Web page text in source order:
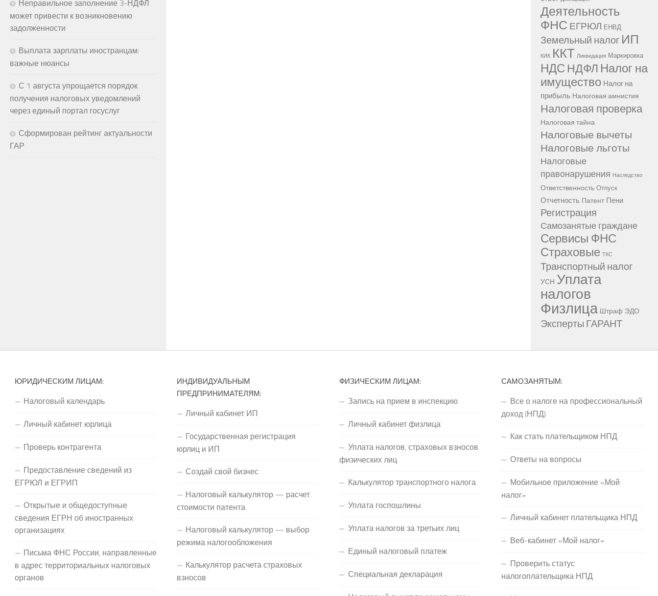
Неправильное заполнение 3-НДФЛ
может привести к возникновению
задолженности
Выплата зарплаты иностранцам:
важные нюансы
С 1 августа упрощается порядок
получения налоговых уведомлений
через единый портал госуслуг
Сформирован рейтинг актуальности
ГАР
Деятельность
ФНС ЕГРЮЛ ЕНВД
Земельный налог ИП
КИК ККТ Ликвидация Маркировка
НДС НДФЛ Налог на
имущество Налог на
прибыль Налоговая амнистия
Налоговая проверка
Налоговая тайна
Налоговые вычеты
Налоговые льготы
Налоговые
правонарушения Наследство
Ответственность Отпуск
Отчетность Патент Пени
Регистрация
Самозанятые граждане
Сервисы ФНС
Страховые ТКС
Транспортный налог
УСН Уплата
налогов
Физлица Штраф ЭДО
Эксперты ГАРАНТ
ЮРИДИЧЕСКИМ ЛИЦАМ:
Налоговый календарь
Личный кабинет юрлица
Проверь контрагента
Предоставление сведений из
ЕГРЮЛ и ЕГРИП
Открытые и общедоступные
сведения ЕГРН об иностранных
организациях
Письма ФНС России, направленные
в адрес территориальных налоговых
органов
ИНДИВИДУАЛЬНЫМ
ПРЕДПРИНИМАТЕЛЯМ:
Личный кабинет ИП
Государственная регистрация
юрлиц и ИП
Создай свой бизнес
Налоговый калькулятор — расчет
стоимости патента
Налоговый калькулятор — выбор
режима налогообложения
Калькулятор расчета страховых
взносов
ФИЗИЧЕСКИМ ЛИЦАМ:
Запись на прием в инспекцию
Личный кабинет физлица
Уплата налогов, страховых взносов
физических лиц
Калькулятор транспортного налога
Уплата госпошлины
Уплата налогов за третьих лиц
Единый налоговый платеж
Специальная декларация
САМОЗАНЯТЫМ:
Все о налоге на профессиональный
доход (НПД)
Как стать плательщиком НПД
Ответы на вопросы
Мобильное приложение «Мой
налог»
Личный кабинет плательщика НПД
Веб-кабинет «Мой налог»
Проверить статус
налогоплательщика НПД